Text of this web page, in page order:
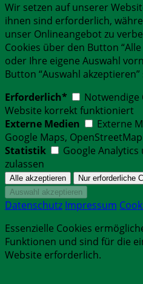
Wir setzen auf unserer
ihnen sind erforderlich,
unser Onlineangebot zu
Cookies über den Button
oder Ihre eigene Auswahl
Button “Auswahl
Erforderlich*
Notwendige
Website korrekt funktioniert
Externe Medien
Externe
Google Maps,
Statistik
Google
zulassen
Datenschutz Impressum
Essenzielle Cookies
Funktionen und sind für die
Website erforderlich.